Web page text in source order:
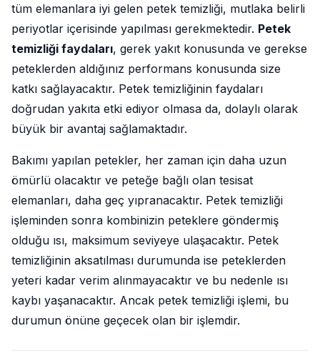
tüm elemanlara iyi gelen petek temizliği, mutlaka belirli
periyotlar içerisinde yapılması gerekmektedir. Petek
temizliği faydaları, gerek yakıt konusunda ve gerekse
peteklerden aldığınız performans konusunda size
katkı sağlayacaktır. Petek temizliğinin faydaları
doğrudan yakıta etki ediyor olmasa da, dolaylı olarak
büyük bir avantaj sağlamaktadır.
Bakımı yapılan petekler, her zaman için daha uzun
ömürlü olacaktır ve peteğe bağlı olan tesisat
elemanları, daha geç yıpranacaktır. Petek temizliği
işleminden sonra kombinizin peteklere göndermiş
olduğu ısı, maksimum seviyeye ulaşacaktır. Petek
temizliğinin aksatılması durumunda ise peteklerden
yeteri kadar verim alınmayacaktır ve bu nedenle ısı
kaybı yaşanacaktır. Ancak petek temizliği işlemi, bu
durumun önüne geçecek olan bir işlemdir.